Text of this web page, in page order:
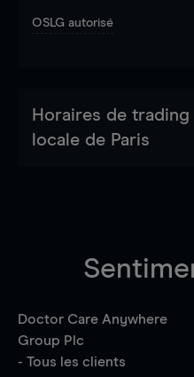
OSLG autorisé
Horaires de
locale de Paris
Doctor Care Anywhere
Group Plc
- Tous les clients